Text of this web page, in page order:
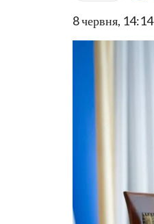
8 червня, 14:14